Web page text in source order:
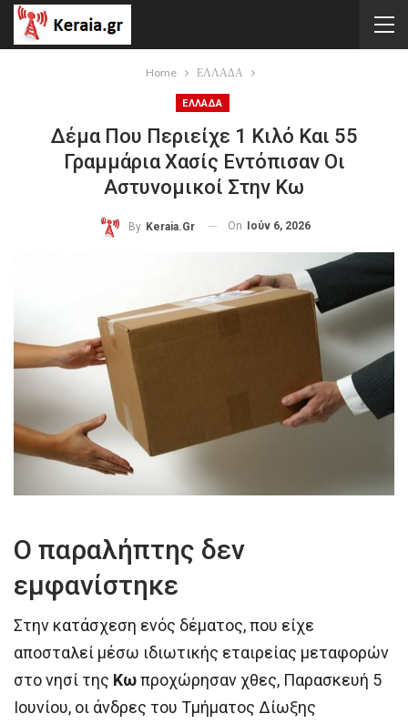
Home ΕΛΛΑΔΑ
ΕΛΛΑΔΑ
Δέμα Που Περιείχε 1 Κιλό Και 55
Γραμμάρια Χασίς Εντόπισαν Οι
Αστυνομικοί Στην Κω
By Keraia.gr On Ιούν 6, 2026
Ο παραλήπτης δεν
εμφανίστηκε
Στην κατάσχεση ενός δέματος, που είχε
αποσταλεί μέσω ιδιωτικής εταιρείας μεταφορών
στο νησί της Κωπροχώρησαν χθες, Παρασκευή 5
Ιουνίου, οι άνδρες του Τμήματος Δίωξης